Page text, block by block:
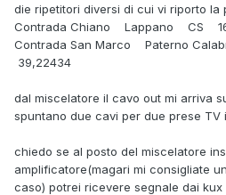
die ripetitori diversi di cui vi riporto la
Contrada Chiano Lappano CS
Contrada San Marco Paterno
39,22434
dal miscelatore il cavo out mi arriva
spuntano due cavi per due prese TV
chiedo se al posto del miscelatore
amplificatore(magari mi consigliate
caso) potrei ricevere segnale dai